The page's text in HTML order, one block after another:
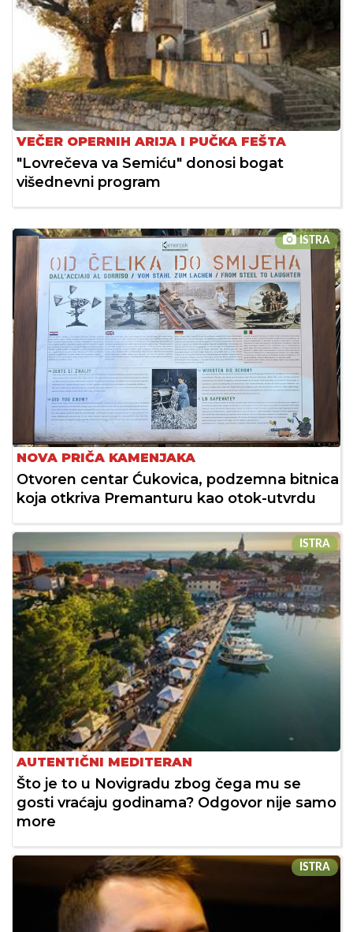
VEČER OPERNIH ARIJA I PUČKA FEŠTA
"Lovrečeva va Semiću" donosi bogat
višednevni program
ISTRA
NOVA PRIČA KAMENJAKA
Otvoren centar Ćukovica, podzemna bitnica
koja otkriva Premanturu kao otok-utvrdu
ISTRA
AUTENTIČNI MEDITERAN
Što je to u Novigradu zbog čega mu se
gosti vraćaju godinama? Odgovor nije samo
more
ISTRA